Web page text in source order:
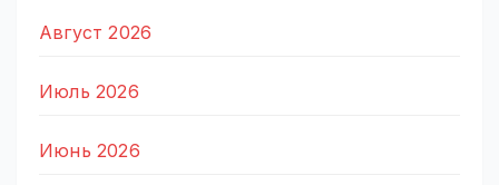
Август 2026
Июль 2026
Июнь 2026